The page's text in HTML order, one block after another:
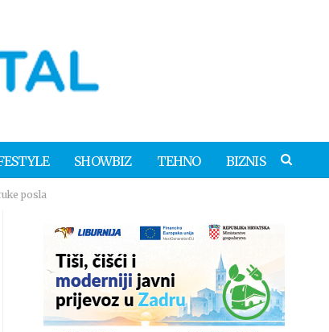
SHOWBIZ TEHNO BIZNIS
posla